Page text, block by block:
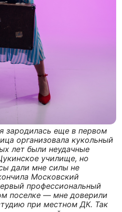
зародилась еще в первом
организовала кукольный
лет были неудачные
училище, но
дали мне силы не
Московский
профессиональный
поселке — мне доверили
при местном ДК. Так